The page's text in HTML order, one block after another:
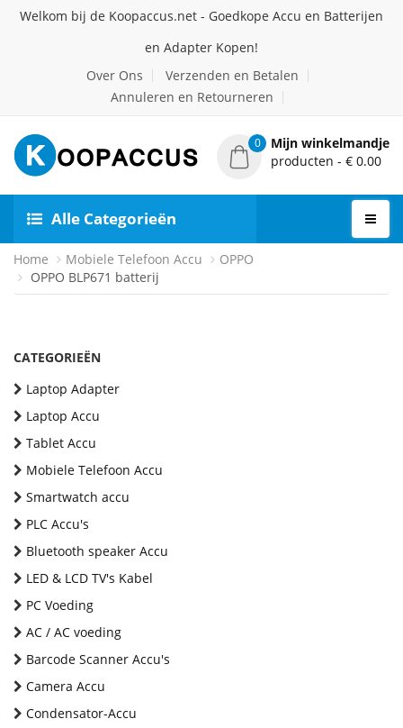
Welkom bij de Koopaccus.net - Goedkope Accu en Batterijen
en Adapter Kopen!
Over Ons
Verzenden en Betalen
Annuleren en Retourneren
0
Mijn winkelmandje
producten - € 0.00
Alle Categorieën
Home Mobiele Telefoon Accu
OPPO
OPPO BLP671 batterij
CATEGORIEËN
Laptop Adapter
Laptop Accu
Tablet Accu
Mobiele Telefoon Accu
Smartwatch accu
PLC Accu's
Bluetooth speaker Accu
LED & LCD TV's Kabel
PC Voeding
AC / AC voeding
Barcode Scanner Accu's
Camera Accu
Condensator-Accu